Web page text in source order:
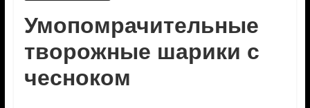
Умопомрачительные
творожные шарики с
чесноком